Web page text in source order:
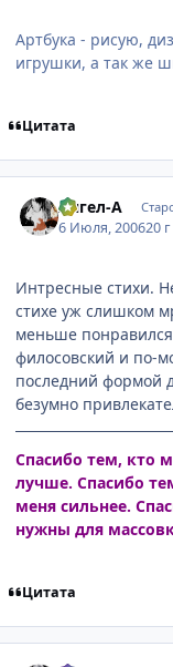
Артбука - рисую,
игрушки, а так же
Цитата
Ангел-А
6 Июля, 200620 г
Интресные стихи.
стихе уж слишком
меньше
филосовский и по-
последний формой
безумно
Спасибо тем, кто
лучше. Спасибо
меня сильнее.
нужны для
Цитата